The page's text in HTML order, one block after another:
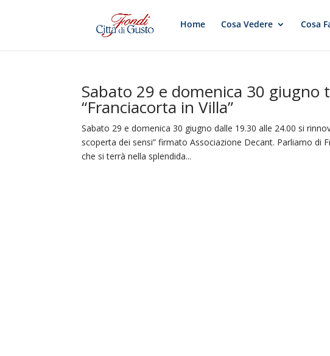
Home Cosa Vedere Cosa
Sabato 29 e domenica 30 giugno
“Franciacorta in Villa”
Sabato 29 e domenica 30 giugno dalle 19.30 alle 24.00 si
scoperta dei sensi” firmato Associazione Decant. Parliamo di
che si terrà nella splendida...